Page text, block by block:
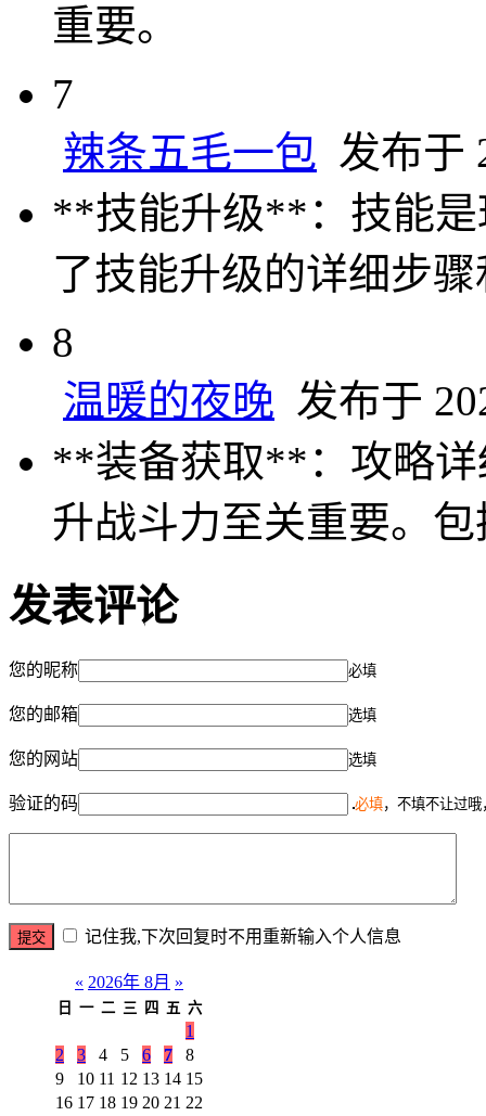
重要。
7
辣条五毛一包 发布于
**技能升级**：技能是
了技能升级的详细步
8
温暖的夜晚 发布于
**装备获取**：攻略详
升战斗力至关重要。
发表评论
您的昵称 必填
您的邮箱 选填
您的网站 选填
验证的码 必填，不填不让过
记住我,下次回复时不用重新输入个人信息
« 2026年 8月 »
日 一 二 三 四 五 六
1
2
3 4 5 6 7
8
9
10 11 12 13 14 15
16 17 18 19 20 21 22